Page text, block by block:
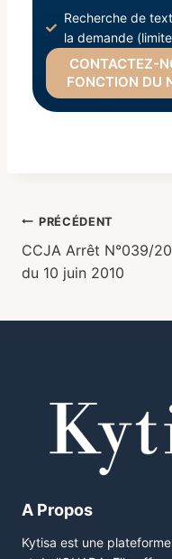
Recherche de
la demande
CONTACTEZ-
FONCTION DU
PRÉCÉDENT
CCJA Arrêt N°039/
du 10 juin 2010
A Propos
Kytisa est une